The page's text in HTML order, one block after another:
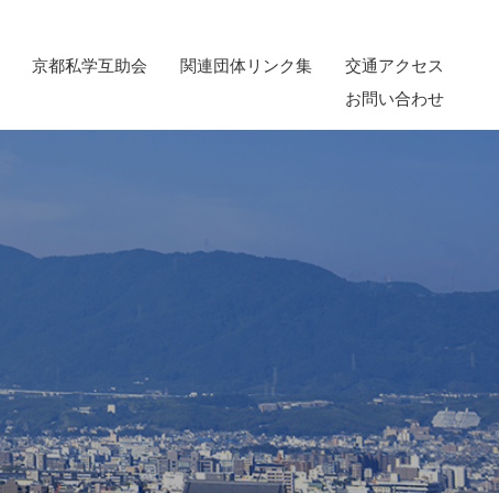
京都私学互助会 関連団体リンク集
交通アクセス
お問い合わせ